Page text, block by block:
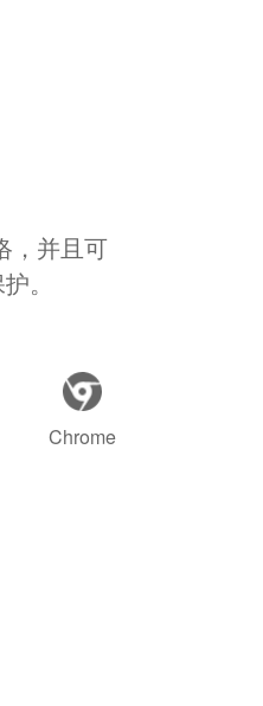
，并且可
。
Chrome